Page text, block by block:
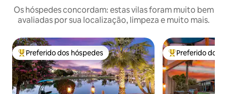
Os hóspedes concordam: estas vilas foram muito bem
avaliadas por sua localização, limpeza e muito mais.
Entre os melhores preferidos dos hóspedes
Preferido dos hóspedes Entre os
Preferido dos